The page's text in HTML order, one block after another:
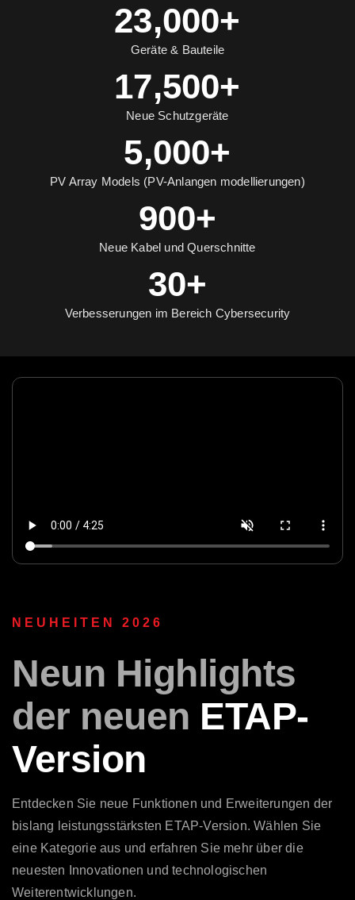
23,000+
Geräte & Bauteile
17,500+
Neue Schutzgeräte
5,000+
PV Array Models (PV-Anlangen modellierungen)
900+
Neue Kabel und Querschnitte
30+
Verbesserungen im Bereich Cybersecurity
NEUHEITEN 2026
Neun Highlights
der neuen ETAP-
Version
Entdecken Sie neue Funktionen und Erweiterungen der
bislang leistungsstärksten ETAP-Version. Wählen Sie
eine Kategorie aus und erfahren Sie mehr über die
neuesten Innovationen und technologischen
Weiterentwicklungen.